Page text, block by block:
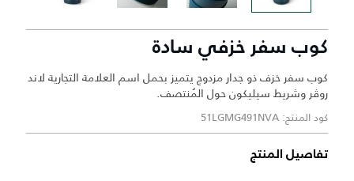
كوب سفر خزفي سادة
كوب سفر خزف ذو جدار مزدوج يتميز بحمل اسم العلامة التجارية لاند
روڤر وشريط سيليكون حول المُنتصف.
كود المنتج: 51LGMG491NVA
تفاصيل المنتج